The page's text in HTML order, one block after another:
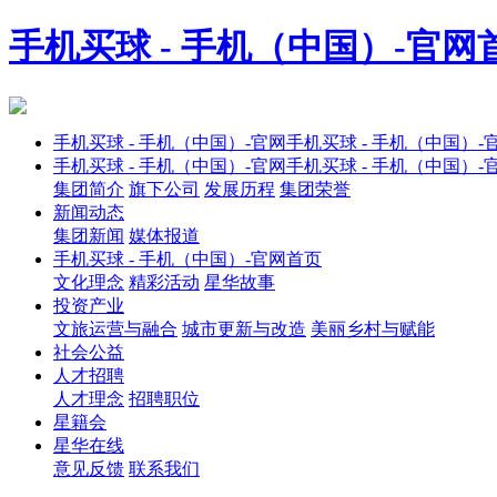
手机买球 - 手机（中国）-官网
手机买球 - 手机（中国）-官网手机买球 - 手机（中国）-
手机买球 - 手机（中国）-官网手机买球 - 手机（中国）-
集团简介 旗下公司 发展历程 集团荣誉
新闻动态
集团新闻 媒体报道
手机买球 - 手机（中国）-官网首页
文化理念 精彩活动 星华故事
投资产业
文旅运营与融合 城市更新与改造 美丽乡村与赋能
社会公益
人才招聘
人才理念 招聘职位
星籍会
星华在线
意见反馈 联系我们